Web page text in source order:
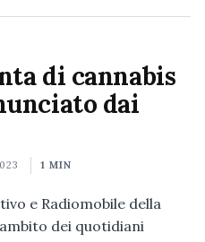
di cannabis
dai
1 MIN
e Radiomobile della
dei quotidiani